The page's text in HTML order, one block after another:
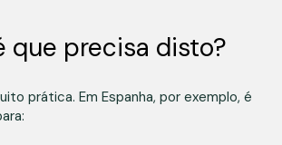
que precisa disto?
prática. Em Espanha, por exemplo, é